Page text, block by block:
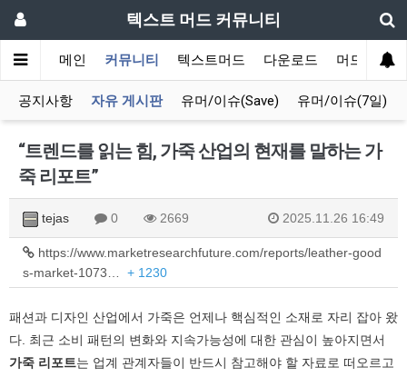
텍스트 머드 커뮤니티
메인 커뮤니티 텍스트머드 다운로드 머드 잡담
공지사항 자유 게시판 유머/이슈(Save) 유머/이슈(7일)
“트렌드를 읽는 힘, 가죽 산업의 현재를 말하는 가
죽 리포트”
tejas 0 2669 2025.11.26 16:49
https://www.marketresearchfuture.com/reports/leather-good
s-market-1073… + 1230
패션과 디자인 산업에서 가죽은 언제나 핵심적인 소재로 자리 잡아 왔
다. 최근 소비 패턴의 변화와 지속가능성에 대한 관심이 높아지면서
가죽 리포트는 업계 관계자들이 반드시 참고해야 할 자료로 떠오르고